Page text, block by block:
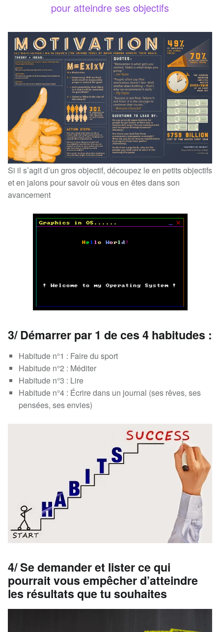
pour atteindre ses objectifs
Si il s’agit d’un gros objectif, découpez le en petits objectifs
et en jalons pour savoir où vous en êtes dans son
avancement
3/ Démarrer par 1 de ces 4 habitudes :
Habitude n°1 : Faire du sport
Habitude n°2 : Méditer
Habitude n°3 : Lire
Habitude n°4 : Écrire dans un journal (ses rêves, ses
pensées, ses envies)
4/ Se demander et lister ce qui
pourrait vous empêcher d’atteindre
les résultats que tu souhaites